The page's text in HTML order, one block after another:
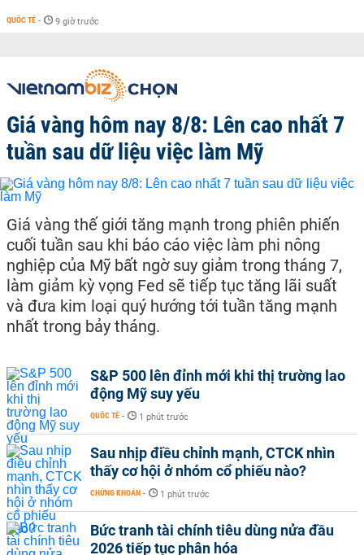
QUỐC TẾ - 9 giờ trước
Giá vàng hôm nay 8/8: Lên cao nhất 7
tuần sau dữ liệu việc làm Mỹ
Giá vàng thế giới tăng mạnh trong phiên phiến
cuối tuần sau khi báo cáo việc làm phi nông
nghiệp của Mỹ bất ngờ suy giảm trong tháng 7,
làm giảm kỳ vọng Fed sẽ tiếp tục tăng lãi suất
và đưa kim loại quý hướng tới tuần tăng mạnh
nhất trong bảy tháng.
S&P 500 lên đỉnh mới khi thị trường lao
động Mỹ suy yếu
QUỐC TẾ - 1 phút trước
Sau nhịp điều chỉnh mạnh, CTCK nhìn
thấy cơ hội ở nhóm cổ phiếu nào?
CHỨNG KHOÁN - 1 phút trước
Bức tranh tài chính tiêu dùng nửa đầu
2026 tiếp tục phân hóa